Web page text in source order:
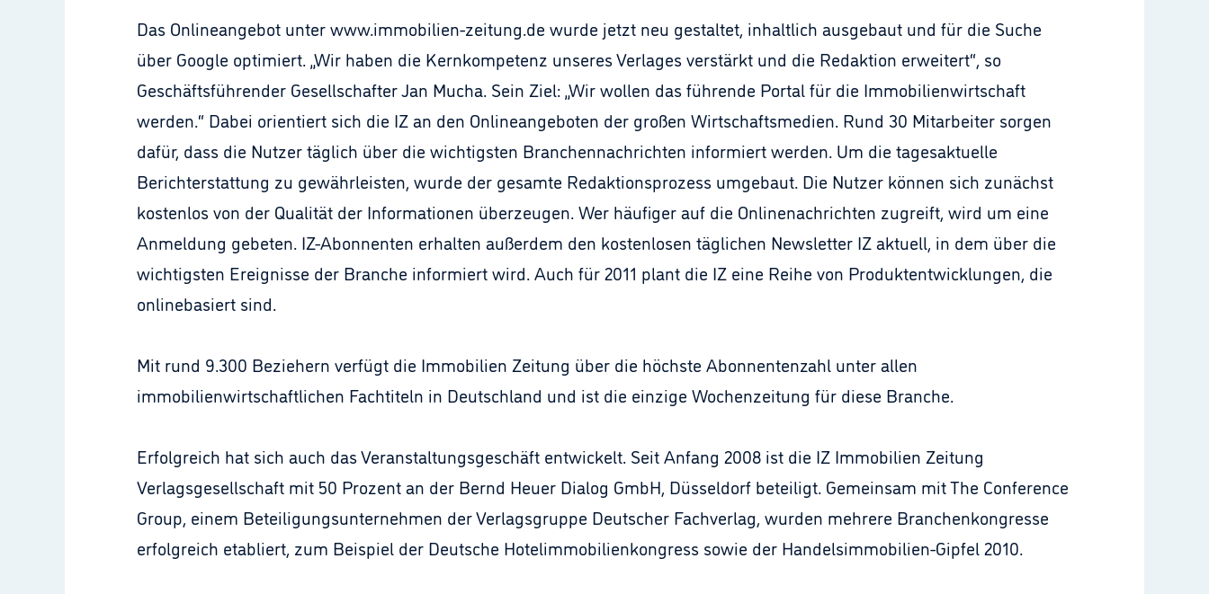
Das Onlineangebot unter www.immobilien-zeitung.de wurde jetzt neu gestaltet, inhaltlich ausgebaut und für die Suche
über Google optimiert. „Wir haben die Kernkompetenz unseres Verlages verstärkt und die Redaktion erweitert“, so
Geschäftsführender Gesellschafter Jan Mucha. Sein Ziel: „Wir wollen das führende Portal für die Immobilienwirtschaft
werden.“ Dabei orientiert sich die IZ an den Onlineangeboten der großen Wirtschaftsmedien. Rund 30 Mitarbeiter sorgen
dafür, dass die Nutzer täglich über die wichtigsten Branchennachrichten informiert werden. Um die tagesaktuelle
Berichterstattung zu gewährleisten, wurde der gesamte Redaktionsprozess umgebaut. Die Nutzer können sich zunächst
kostenlos von der Qualität der Informationen überzeugen. Wer häufiger auf die Onlinenachrichten zugreift, wird um eine
Anmeldung gebeten. IZ-Abonnenten erhalten außerdem den kostenlosen täglichen Newsletter IZ aktuell, in dem über die
wichtigsten Ereignisse der Branche informiert wird. Auch für 2011 plant die IZ eine Reihe von Produktentwicklungen, die
onlinebasiert sind.
Mit rund 9.300 Beziehern verfügt die Immobilien Zeitung über die höchste Abonnentenzahl unter allen
immobilienwirtschaftlichen Fachtiteln in Deutschland und ist die einzige Wochenzeitung für diese Branche.
Erfolgreich hat sich auch das Veranstaltungsgeschäft entwickelt. Seit Anfang 2008 ist die IZ Immobilien Zeitung
Verlagsgesellschaft mit 50 Prozent an der Bernd Heuer Dialog GmbH, Düsseldorf beteiligt. Gemeinsam mit The Conference
Group, einem Beteiligungsunternehmen der Verlagsgruppe Deutscher Fachverlag, wurden mehrere Branchenkongresse
erfolgreich etabliert, zum Beispiel der Deutsche Hotelimmobilienkongress sowie der Handelsimmobilien-Gipfel 2010.